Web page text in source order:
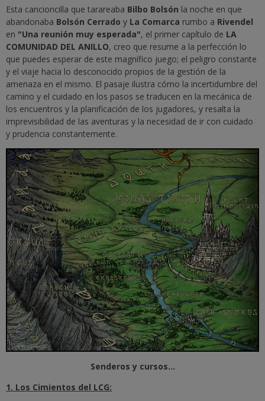
Esta cancioncilla que tarareaba Bilbo Bolsón la noche en que
abandonaba Bolsón Cerrado y La Comarca rumbo a Rivendel
en "Una reunión muy esperada", el primer capítulo de LA
COMUNIDAD DEL ANILLO, creo que resume a la perfección lo
que puedes esperar de este magnífico juego; el peligro constante
y el viaje hacia lo desconocido propios de la gestión de la
amenaza en el mismo. El pasaje ilustra cómo la incertidumbre del
camino y el cuidado en los pasos se traducen en la mecánica de
los encuentros y la planificación de los jugadores, y resalta la
imprevisibilidad de las aventuras y la necesidad de ir con cuidado
y prudencia constantemente.
Senderos y cursos...
1. Los Cimientos del LCG: